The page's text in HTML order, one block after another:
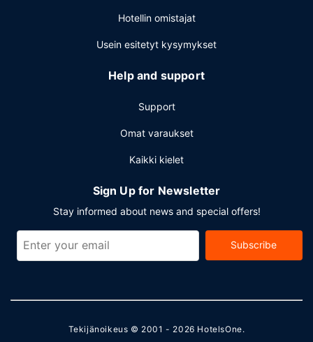
Hotellin omistajat
Usein esitetyt kysymykset
Help and support
Support
Omat varaukset
Kaikki kielet
Sign Up for Newsletter
Stay informed about news and special offers!
Subscribe
Tekijänoikeus © 2001 - 2026 HotelsOne.